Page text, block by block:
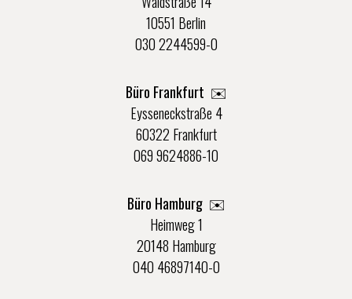
10551 Berlin
030 2244599-0
Büro Frankfurt ✉️
Eysseneckstraße 4
60322 Frankfurt
069 9624886-10
Büro Hamburg ✉️
Heimweg 1
20148 Hamburg
040 46897140-0